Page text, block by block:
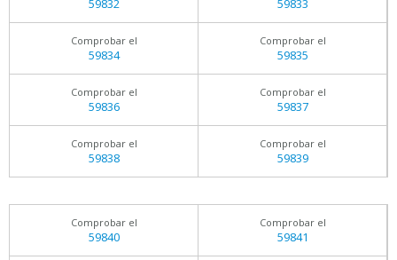
59832 59833
Comprobar el
59834
Comprobar el
59835
Comprobar el
59836
Comprobar el
59837
Comprobar el
59838
Comprobar el
59839
Comprobar el
59840
Comprobar el
59841